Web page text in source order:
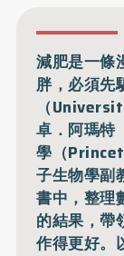
減肥是一條
胖，必須先
（
卓．阿瑪
學（
子生物學副
書中，整理
的結果，帶
作得更好。